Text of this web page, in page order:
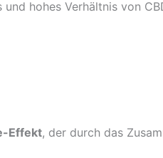
hohes Verhältnis von
Effekt, der durch das